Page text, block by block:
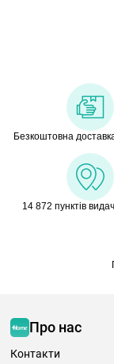
Безкоштовна
14 872 пунктів
Про нас
Контакти